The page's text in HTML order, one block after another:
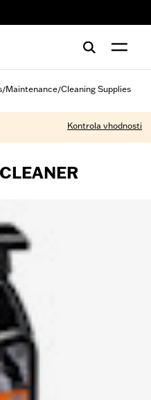
/Maintenance/Cleaning Supplies
Kontrola vhodnosti